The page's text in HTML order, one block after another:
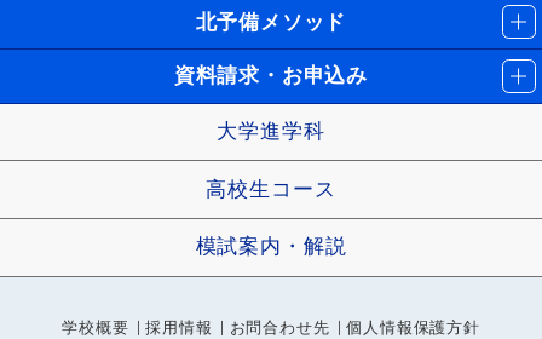
北予備メソッド
資料請求・お申込み
大学進学科
高校生コース
模試案内・解説
学校概要 採用情報 お問合わせ先 個人情報保護方針